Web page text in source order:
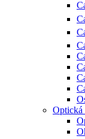
Optická